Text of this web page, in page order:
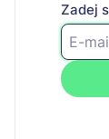
Zadej